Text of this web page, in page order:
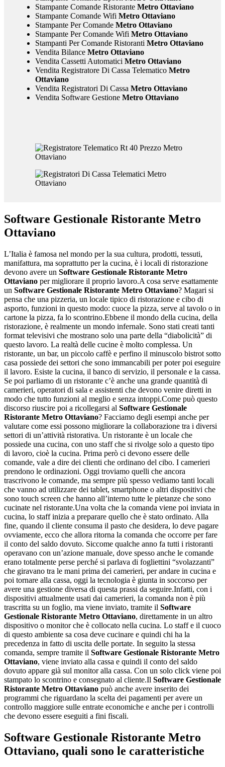
Stampante Comande RistoranteMetro Ottaviano
Stampante Comande Wifi Metro Ottaviano
Stampante Per ComandeMetro Ottaviano
Stampante Per Comande Wifi Metro Ottaviano
Stampanti Per Comande Ristoranti Metro Ottaviano
Vendita BilanceMetro Ottaviano
Vendita Cassetti Automatici Metro Ottaviano
Vendita Registratore Di Cassa TelematicoMetro
Ottaviano
Vendita Registratori Di Cassa Metro Ottaviano
Vendita Software GestioneMetro Ottaviano
Software Gestionale Ristorante Metro
Ottaviano
L’Italia è famosa nel mondo per la sua cultura, prodotti, tessuti,
manifattura, ma soprattutto per la cucina, è i locali di ristorazione
devono avere un Software Gestionale Ristorante Metro
Ottaviano per migliorare il proprio lavoro.A cosa serve esattamente
un Software Gestionale Ristorante Metro Ottaviano? Magari si
pensa che una pizzeria, un locale tipico di ristorazione e cibo di
asporto, funzioni in questo modo: cuoce la pizza, serve al tavolo o in
cartone la pizza, fa lo scontrino.Ebbene il mondo della cucina, della
ristorazione, è realmente un mondo infernale. Sono stati creati tanti
format televisivi che mostrano solo una parte della “diabolicità” di
questo lavoro. La realtà delle cucine è molto complessa. Un
ristorante, un bar, un piccolo caffè e perfino il minuscolo bistrot sotto
casa possiede dei settori che sono immancabili per poter poi eseguire
il lavoro. Esiste la cucina, il banco di servizio, il personale e la cassa.
Se poi parliamo di un ristorante c’è anche una grande quantità di
camerieri, operatori di sala e assistenti che devono venire diretti in
modo che tutto funzioni al meglio e senza intoppi.Come può questo
discorso riuscire poi a ricollegarsi al Software Gestionale
Ristorante Metro Ottaviano? Facciamo degli esempi anche per
valutare come essi possono migliorare la collaborazione tra i diversi
settori di un’attività ristorativa. Un ristorante è un locale che
possiede una cucina, con uno staff che si rivolge solo a questo tipo
di lavoro, cioè la cucina. Prima però ci devono essere delle
comande, vale a dire dei clienti che ordinano del cibo. I camerieri
prendono le ordinazioni. Oggi troviamo quelli che ancora
trascrivono le comande, ma sempre più spesso vediamo tanti locali
che vanno ad utilizzare dei tablet, smartphone o altri dispositivi che
sono touch screen che hanno all’interno tutte le pietanze che sono
cucinate nel ristorante.Una volta che la comanda viene poi inviata in
cucina, lo staff inizia a preparare quello che è stato ordinato. Alla
fine, quando il cliente consuma il pasto che desidera, lo deve pagare
ovviamente, ecco che allora ritorna la comanda che occorre per fare
il conto del saldo dovuto. Siccome qualche anno fa tutti i ristoranti
operavano con un’azione manuale, dove spesso anche le comande
erano totalmente perse perché si parlava di fogliettini “svolazzanti”
che giravano tra le mani prima dei camerieri, per andare in cucina e
poi tornare alla cassa, oggi la tecnologia è giunta in soccorso per
avere una gestione diversa di questa prassi da seguire.Infatti, con i
dispositivi attualmente usati dai camerieri, la comanda non è più
trascritta su un foglio, ma viene inviato, tramite il Software
Gestionale Ristorante Metro Ottaviano, direttamente in un altro
dispositivo o monitor che è collocato nella cucina. Lo staff e il cuoco
di questo ambiente sa cosa deve cucinare e quindi chi ha la
precedenza in fatto di uscita delle portate. In seguito la stessa
comanda, sempre tramite il Software Gestionale Ristorante Metro
Ottaviano, viene inviato alla cassa e quindi il conto del saldo
dovuto appare già sul monitor alla cassa. Con un solo click viene poi
stampato lo scontrino e consegnato al cliente.Il Software Gestionale
Ristorante Metro Ottaviano può anche avere inserito dei
programmi che riguardano la scelta dei pagamenti per avere un
controllo maggiore sulle entrate economiche e anche per i controlli
che devono essere eseguiti a fini fiscali.
Software Gestionale Ristorante Metro
Ottaviano, quali sono le caratteristiche